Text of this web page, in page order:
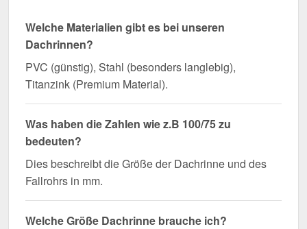
Welche Materialien gibt es bei unseren
Dachrinnen?
PVC (günstig), Stahl (besonders langlebig),
Titanzink (Premium Material).
Was haben die Zahlen wie z.B 100/75 zu
bedeuten?
Dies beschreibt die Größe der Dachrinne und des
Fallrohrs in mm.
Welche Größe Dachrinne brauche ich?